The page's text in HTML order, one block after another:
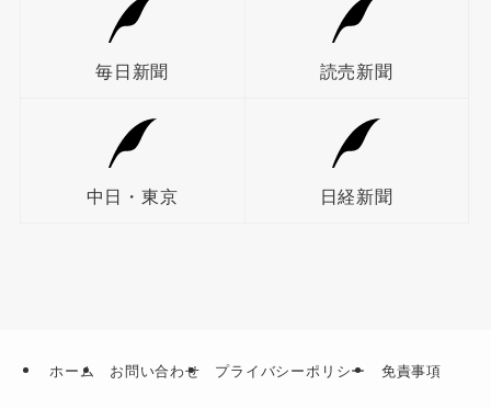
毎日新聞 読売新聞
中日・東京 日経新聞
ホーム お問い合わせ プライバシーポリシー 免責事項